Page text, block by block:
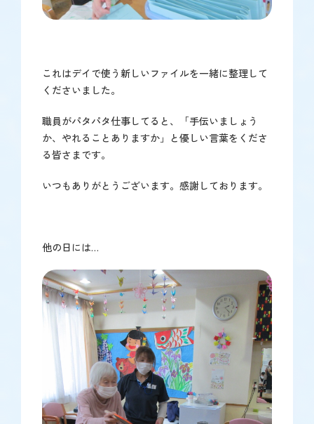
これはデイで使う新しいファイルを一緒に整理して
くださいました。
職員がパタパタ仕事してると、「手伝いましょう
か、やれることありますか」と優しい言葉をくださ
る皆さまです。
いつもありがとうございます。感謝しております。
他の日には…